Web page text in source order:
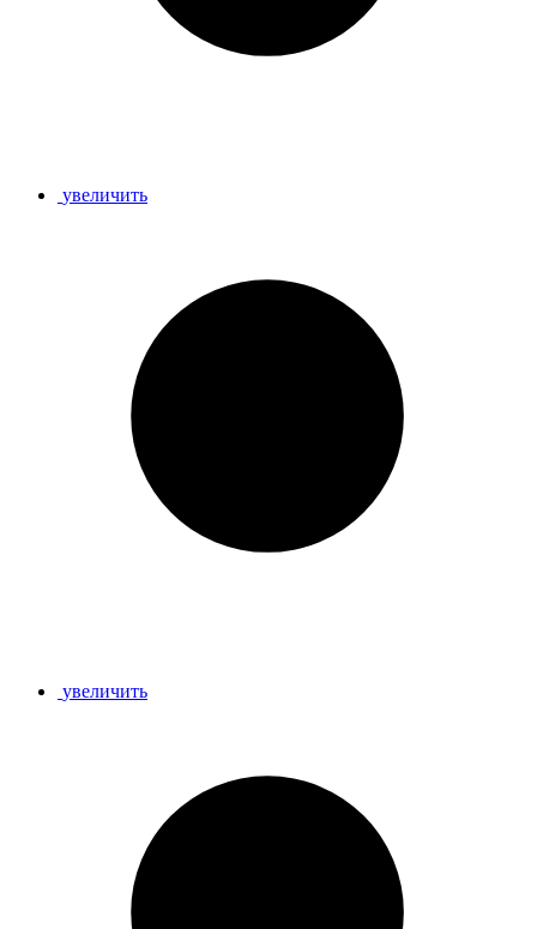
увеличить
увеличить